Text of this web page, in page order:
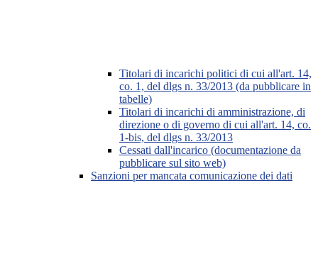
Titolari di incarichi politici di cui all'art. 14,
co. 1, del dlgs n. 33/2013 (da pubblicare in
tabelle)
Titolari di incarichi di amministrazione, di
direzione o di governo di cui all'art. 14, co.
1-bis, del dlgs n. 33/2013
Cessati dall'incarico (documentazione da
pubblicare sul sito web)
Sanzioni per mancata comunicazione dei dati